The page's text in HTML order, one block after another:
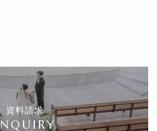
資料請求